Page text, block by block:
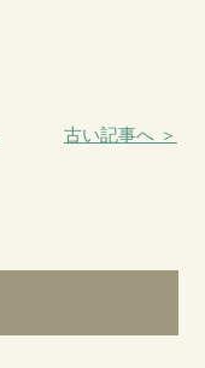
古い記事へ ＞